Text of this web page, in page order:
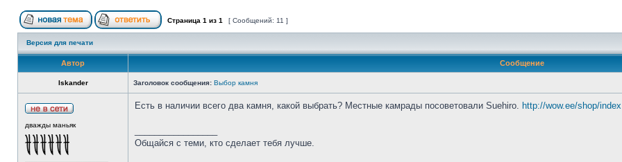
Страница 1 из 1 [ Сообщений: 11 ]
Версия для печати
Автор Сообщение
Iskander Заголовок сообщения: Выбор камня
дважды маньяк
Есть в наличии всего два камня, какой выбрать? Местные камрады посоветовали Suehiro. http://wow.ee/shop/
Общайся с теми, кто сделает тебя лучше.